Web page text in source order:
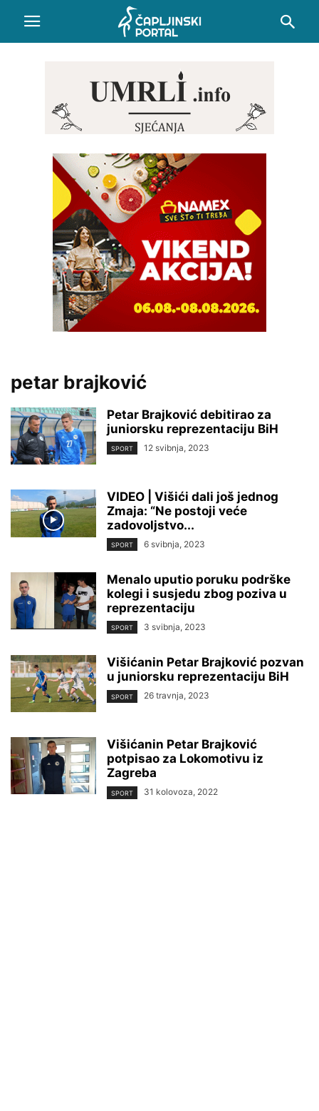
petar brajković
Petar Brajković debitirao za
juniorsku reprezentaciju BiH
SPORT 12 svibnja, 2023
VIDEO | Višići dali još jednog
Zmaja: “Ne postoji veće
zadovoljstvo...
SPORT 6 svibnja, 2023
Menalo uputio poruku podrške
kolegi i susjedu zbog poziva u
reprezentaciju
SPORT 3 svibnja, 2023
Višićanin Petar Brajković pozvan
u juniorsku reprezentaciju BiH
SPORT 26 travnja, 2023
Višićanin Petar Brajković
potpisao za Lokomotivu iz
Zagreba
SPORT 31 kolovoza, 2022